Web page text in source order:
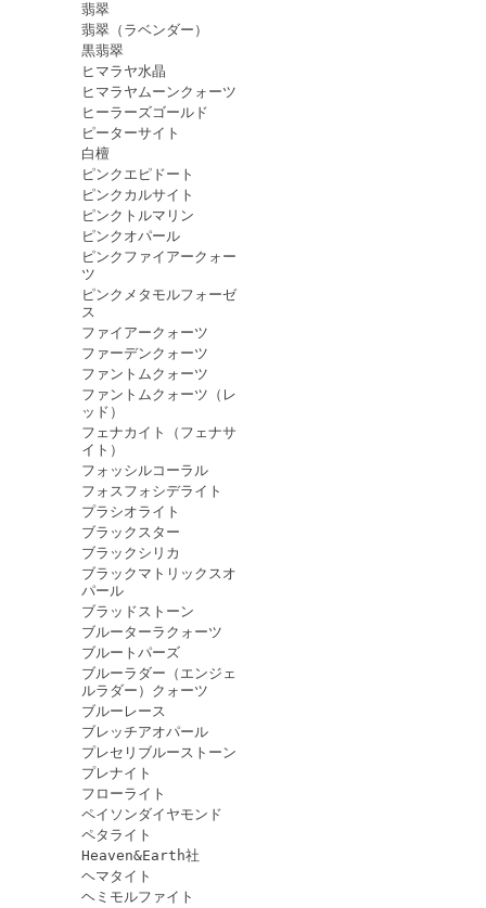
翡翠
翡翠（ラベンダー）
黒翡翠
ヒマラヤ水晶
ヒマラヤムーンクォーツ
ヒーラーズゴールド
ピーターサイト
白檀
ピンクエピドート
ピンクカルサイト
ピンクトルマリン
ピンクオパール
ピンクファイアークォー
ツ
ピンクメタモルフォーゼ
ス
ファイアークォーツ
ファーデンクォーツ
ファントムクォーツ
ファントムクォーツ（レ
ッド）
フェナカイト（フェナサ
イト）
フォッシルコーラル
フォスフォシデライト
プラシオライト
ブラックスター
ブラックシリカ
ブラックマトリックスオ
パール
ブラッドストーン
ブルーターラクォーツ
ブルートパーズ
ブルーラダー（エンジェ
ルラダー）クォーツ
ブルーレース
ブレッチアオパール
プレセリブルーストーン
プレナイト
フローライト
ペイソンダイヤモンド
ペタライト
Heaven&Earth社
ヘマタイト
ヘミモルファイト